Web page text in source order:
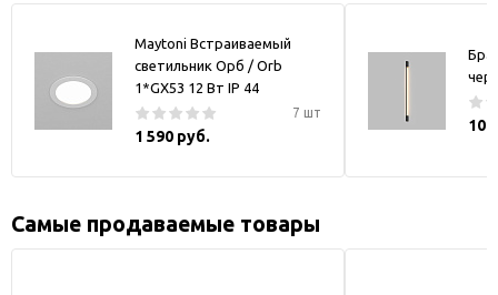
Maytoni Встраиваемый
светильник Орб / Orb
1*GX53 12 Вт IP 44
7 шт
1 590 руб.
Бра
10
Самые продаваемые товары